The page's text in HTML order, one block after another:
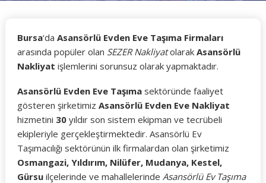
Bursa‘da Asansörlü Evden Eve Taşıma Firmaları
arasında popüler olan SEZER Nakliyatolarak Asansörlü
Nakliyat işlemlerini sorunsuz olarak yapmaktadır.
Asansörlü Evden Eve Taşımasektöründe faaliyet
gösteren şirketimiz Asansörlü Evden Eve Nakliyat
hizmetini 30yıldır son sistem ekipman ve tecrübeli
ekipleriyle gerçekleştirmektedir. Asansörlü Ev
Taşımacılığı sektörünün ilk firmalardan olan şirketimiz
Osmangazi, Yıldırım, Nilüfer, Mudanya, Kestel,
Gürsuilçelerinde ve mahallelerinde Asansörlü Ev Taşıma